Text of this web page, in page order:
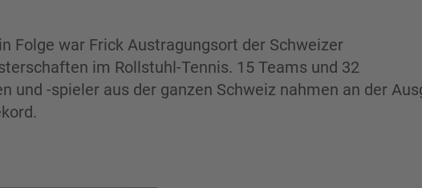
Folge war Frick Austragungsort der Schweizer
im Rollstuhl-Tennis. 15 Teams und 32
und -spieler aus der ganzen Schweiz nahmen an der